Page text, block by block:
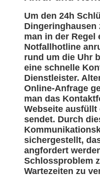
Um den 24h
Dingeringhausen
man in der Regel
Notfallhotline
rund um die Uhr
eine schnelle
Dienstleister.
Online-Anfrage
man das
Webseite ausfüllt
sendet. Durch
sichergestellt,
angfordert
Schlossproblem
Wartezeiten zu